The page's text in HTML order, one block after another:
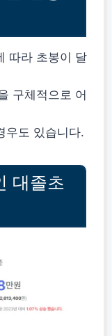
따라 초봉이 달
구체적으로 어
우도 있습니다.
대졸초